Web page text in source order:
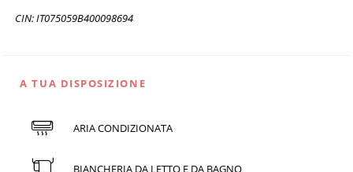
CIN: IT075059B400098694
A TUA DISPOSIZIONE
ARIA CONDIZIONATA
BIANCHERIA DA LETTO E DA BAGNO